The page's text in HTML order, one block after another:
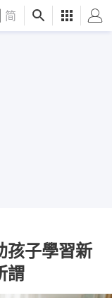
简
孩子學習新
謂